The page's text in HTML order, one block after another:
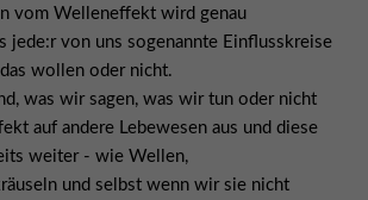
vom Welleneffekt wird genau
jede:r von uns sogenannte Einflusskreise
wollen oder nicht.
was wir sagen, was wir tun oder nicht
auf andere Lebewesen aus und diese
weiter - wie Wellen,
und selbst wenn wir sie nicht